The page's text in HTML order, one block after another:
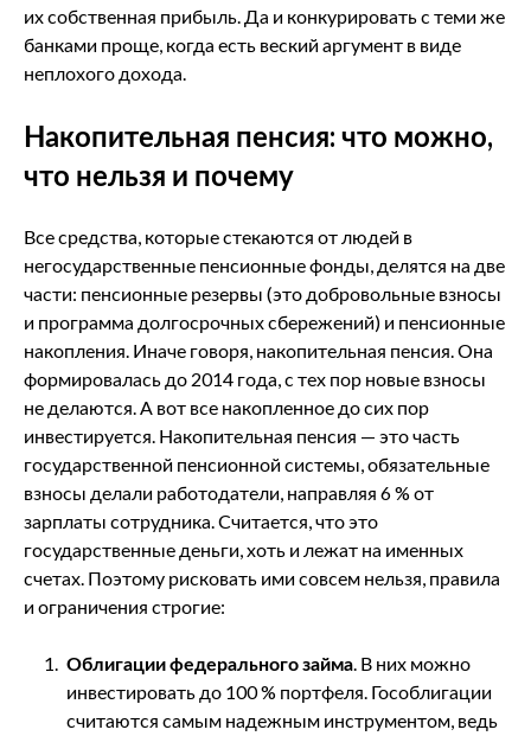
их собственная прибыль. Да и конкурировать с теми же
банками проще, когда есть веский аргумент в виде
неплохого дохода.
Накопительная пенсия: что можно,
что нельзя и почему
Все средства, которые стекаются от людей в
негосударственные пенсионные фонды, делятся на две
части: пенсионные резервы (это добровольные взносы
и программа долгосрочных сбережений) и пенсионные
накопления. Иначе говоря, накопительная пенсия. Она
формировалась до 2014 года, с тех пор новые взносы
не делаются. А вот все накопленное до сих пор
инвестируется. Накопительная пенсия — это часть
государственной пенсионной системы, обязательные
взносы делали работодатели, направляя 6 % от
зарплаты сотрудника. Считается, что это
государственные деньги, хоть и лежат на именных
счетах. Поэтому рисковать ими совсем нельзя, правила
и ограничения строгие:
Облигации федерального займа. В них можно
инвестировать до 100 % портфеля. Гособлигации
считаются самым надежным инструментом, ведь